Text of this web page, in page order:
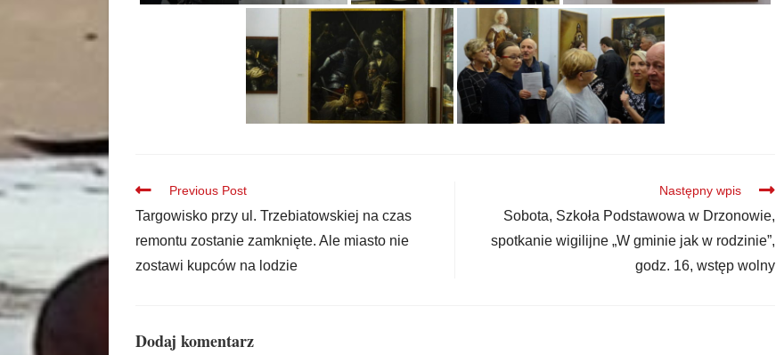
Previous Post
Targowisko przy ul. Trzebiatowskiej na czas
remontu zostanie zamknięte. Ale miasto nie
zostawi kupców na lodzie
Następny wpis
Sobota, Szkoła Podstawowa w Drzonowie,
spotkanie wigilijne „W gminie jak w rodzinie”,
godz. 16, wstęp wolny
Dodaj komentarz